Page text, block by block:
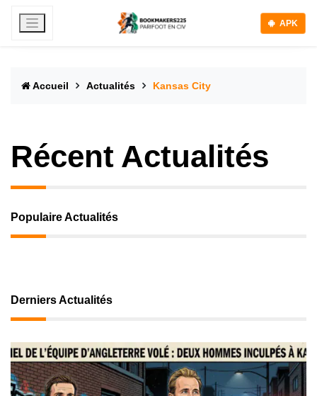
APK
Accueil Actualités Kansas City
Récent Actualités
Populaire Actualités
Derniers Actualités